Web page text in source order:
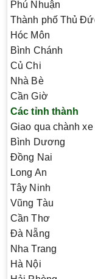
Phú Nhuận
Thành phố Thủ
Hóc Môn
Bình Chánh
Củ Chi
Nhà Bè
Cần Giờ
Các tỉnh thành
Giao qua chành xe
Bình Dương
Đồng Nai
Long An
Tây Ninh
Vũng Tàu
Cần Thơ
Đà Nẵng
Nha Trang
Hà Nội